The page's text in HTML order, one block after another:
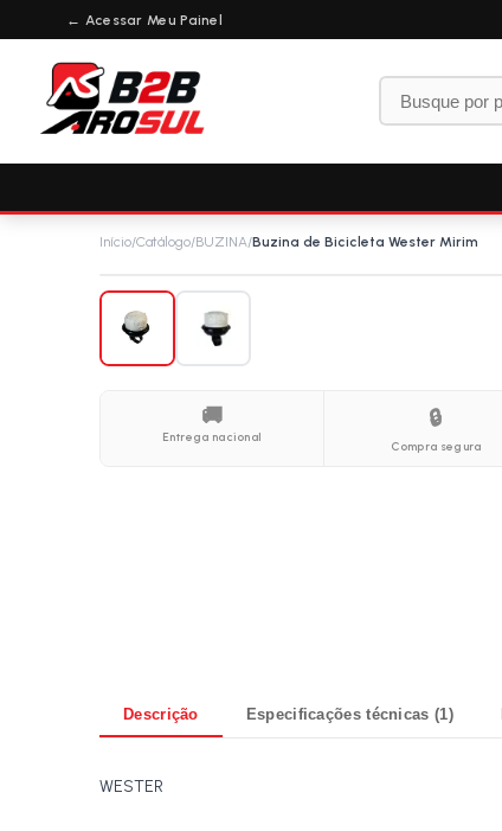
← Acessar Meu Painel
Início/Catálogo/BUZINA/Buzina de Bicicleta Wester Mirim
🚚
Entrega nacional
🔒
Compra segura
Descrição Especificações técnicas (1)
WESTER